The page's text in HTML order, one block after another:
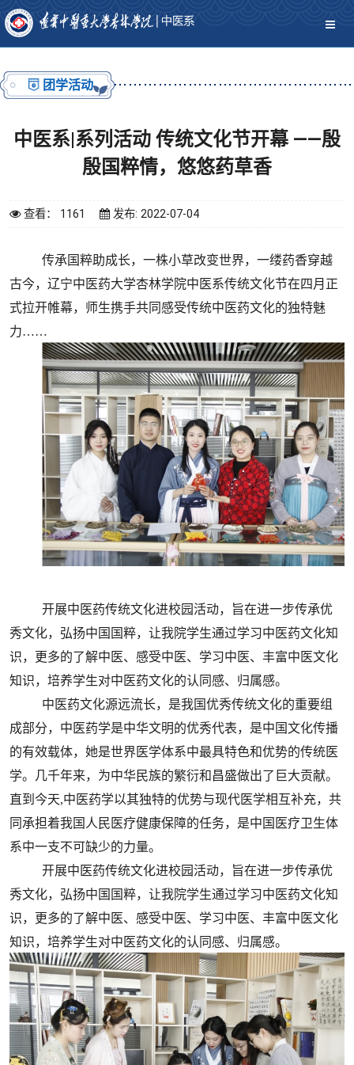
团学活动
中医系|系列活动 传统文化节开幕 ——殷
殷国粹情，悠悠药草香
查看： 1161 发布: 2022-07-04
传承国粹助成长，一株小草改变世界，一缕药香穿越
古今， 辽宁中医药大学杏林学院中医系传统文化节在四月 正
式拉开帷幕，师生携手共同感受传统中医药文化的独特魅
力……
开展中医药传统文化进校园活动，旨在进一步传承优
秀文化，弘扬中国国粹，让我院学生通过学习中医药文化知
识，更多的了解中医、感受中医、学习中医、丰富中医文化
知识，培养学生对中医药文化的认同感、归属感。
中医药文化源远流长，是我国优秀传统文化的重要组
成部分，中医药学是中华文明的优秀代表，是中国文化传播
的有效载体，她是世界医学体系中最具特色和优势的传统医
学。几千年来，为中华民族的繁衍和昌盛做出了巨大贡献。
直到今天,中医药学以其独特的优势与现代医学相互补充，共
同承担着我国人民医疗健康保障的任务，是中国医疗卫生体
系中一支不可缺少的力量。
开展中医药传统文化进校园活动，旨在进一步传承优
秀文化，弘扬中国国粹，让我院学生通过学习中医药文化知
识，更多的了解中医、感受中医、学习中医、丰富中医文化
知识，培养学生对中医药文化的认同感、归属感。